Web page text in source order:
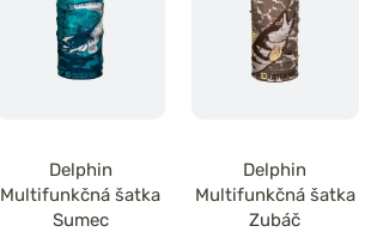
Delphin
Multifunkčná šatka
Sumec
Delphin
Multifunkčná šatka
Zubáč